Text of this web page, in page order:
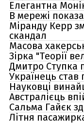
Елегантна
В мережі
Міранду Керр
скандал
Масова
Зірка "Теорії
Дмитро Ступка
Українець
Науковці
Австралієць
Сальма Гайєк
Літня